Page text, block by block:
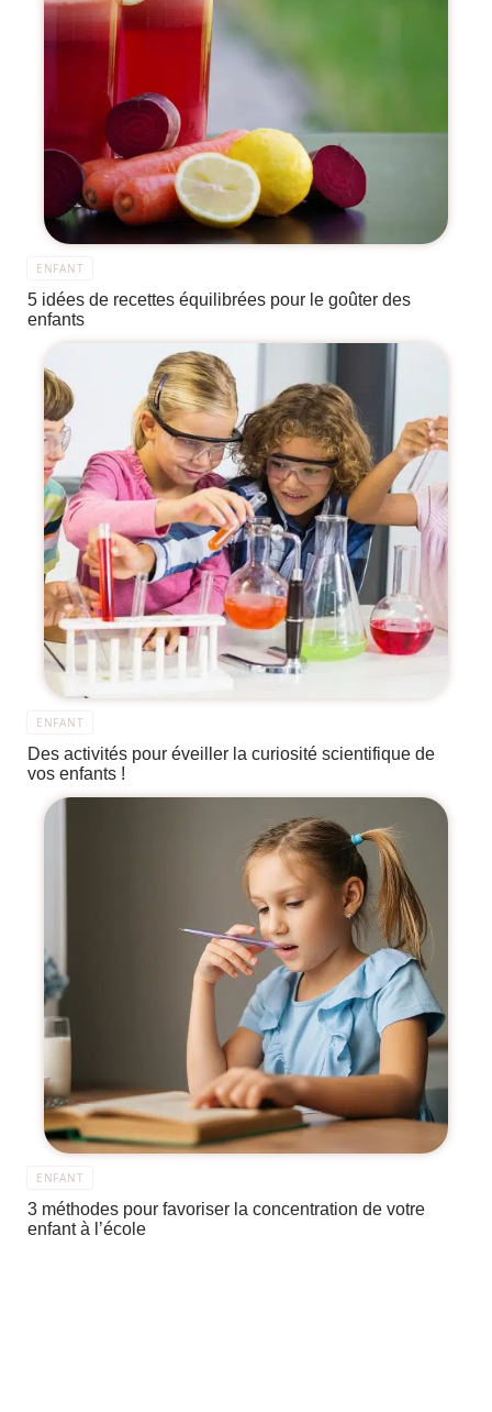
ENFANT
5 idées de recettes équilibrées pour le goûter des
enfants
ENFANT
Des activités pour éveiller la curiosité scientifique de
vos enfants !
ENFANT
3 méthodes pour favoriser la concentration de votre
enfant à l’école